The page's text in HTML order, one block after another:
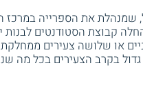
שמנהלת את הספרייה במרכז
קבוצת הסטודנטים
או שלושה צעירים
בקרב הצעירים בכל מה